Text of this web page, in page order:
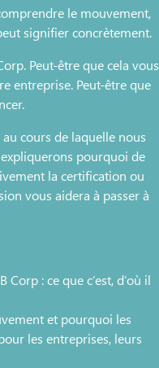
le mouvement,
signifier concrètement.
Peut‑être que cela vous
entreprise. Peut‑être que
cours de laquelle nous
pourquoi de
la certification ou
vous aidera à passer à
: ce que c’est, d’où il
et pourquoi les
les entreprises, leurs